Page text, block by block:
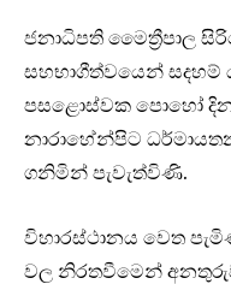
ජනාධිපති මෛත්‍රීපාල
සහභාගීත්වයෙන් සදහම්
පසළොස්වක පොහෝ දින
නාරාහේන්පිට
ගනිමින් පැවැත්විණි.
විහාරස්ථානය වෙත
වල නිරතවීමෙන්